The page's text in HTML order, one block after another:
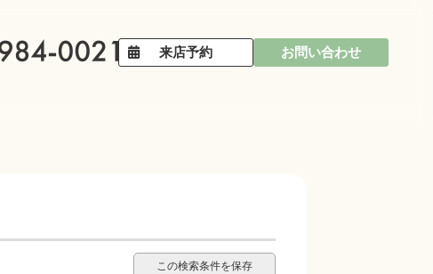
来店予約 お問い合わせ
この検索条件を保存